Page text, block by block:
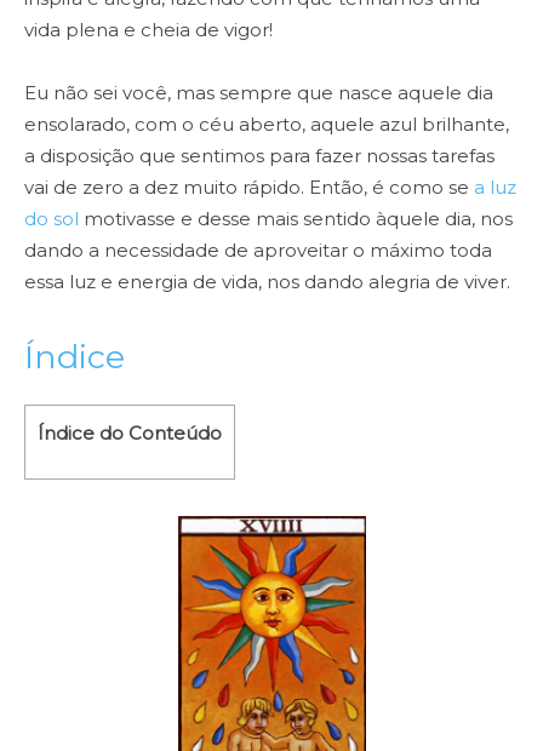
vida plena e cheia de vigor!
Eu não sei você, mas sempre que nasce aquele dia
ensolarado, com o céu aberto, aquele azul brilhante,
a disposição que sentimos para fazer nossas tarefas
vai de zero a dez muito rápido. Então, é como se a luz
do sol motivasse e desse mais sentido àquele dia, nos
dando a necessidade de aproveitar o máximo toda
essa luz e energia de vida, nos dando alegria de viver.
Índice
Índice do Conteúdo